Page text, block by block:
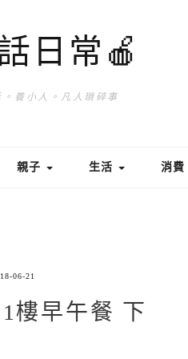
日常🍎
養小人。凡人瑣碎事
親子 生活 消費
06-21
樓早午餐 下